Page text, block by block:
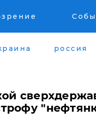
россия